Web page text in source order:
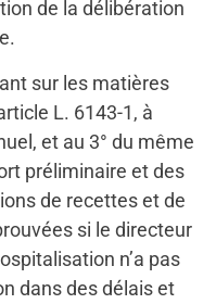
de la délibération
sur les matières
L. 6143-1, à
et au 3° du même
préliminaire et des
de recettes et de
si le directeur
n’a pas
dans des délais et